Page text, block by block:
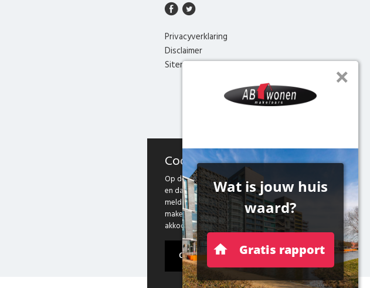
Privacyverklaring
Disclaimer
Sitemap
Cookies
Op deze website maken we gebruik van cookies
en daarmee vergelijkbare technieken. Door deze
melding te sluiten, of door gebruik te blijven
maken van onze website weten we dat je hiermee
akkoord gaat.
Ok